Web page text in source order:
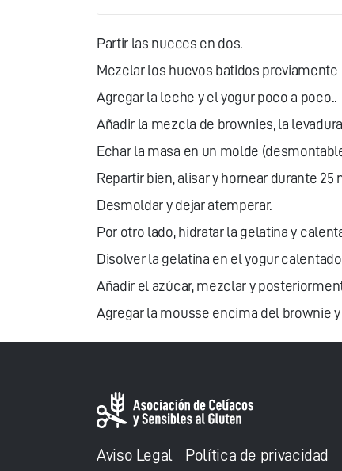
Partir las nueces en dos.
Mezclar los huevos batidos
Agregar la leche y el yogur poco a poco..
Añadir la mezcla de brownies, la
Echar la masa en un molde
Repartir bien, alisar y hornear durante 25
Desmoldar y dejar atemperar.
Por otro lado, hidratar la gelatina y
Disolver la gelatina en el yogur
Añadir el azúcar, mezclar y
Agregar la mousse encima del brownie
Aviso Legal Política de privacidad